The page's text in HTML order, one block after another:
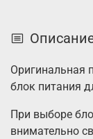
Оригинальная
блок питания
При выборе
внимательно